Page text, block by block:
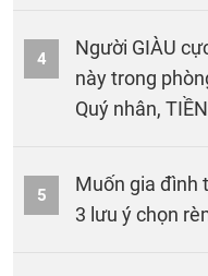
4
Người GIÀU
này trong
Quý nhân,
5
Muốn gia đình
3 lưu ý chọn